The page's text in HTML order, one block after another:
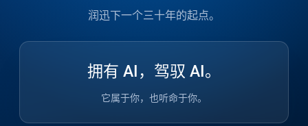
润迅下一个三十年的起点。
拥有 AI，驾驭 AI。
它属于你，也听命于你。